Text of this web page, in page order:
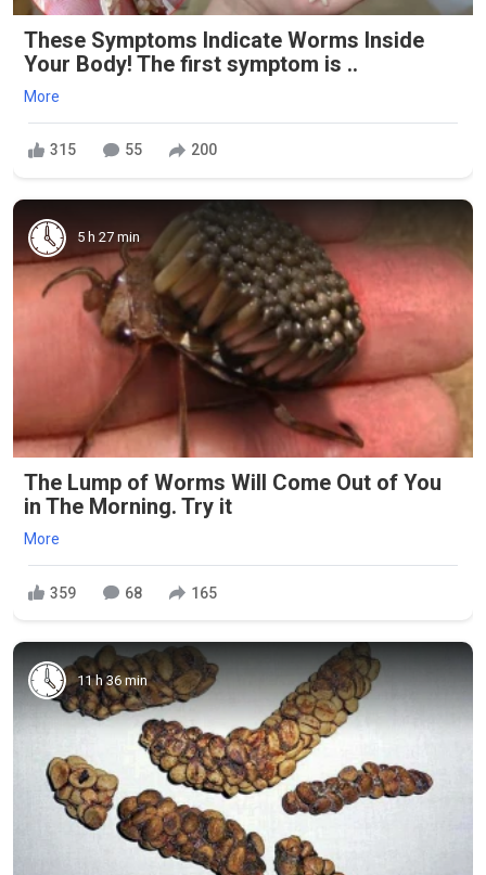
These Symptoms Indicate Worms Inside
Your Body! The first symptom is ..
More
315 55 200
5 h 27 min
The Lump of Worms Will Come Out of You
in The Morning. Try it
More
359 68 165
11 h 36 min